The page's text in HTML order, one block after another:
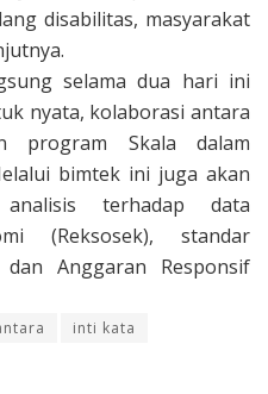
disabilitas, masyarakat
selama dua hari ini
nyata, kolaborasi antara
program Skala dalam
bimtek ini juga akan
terhadap data
(Reksosek), standar
Anggaran Responsif
inti kata